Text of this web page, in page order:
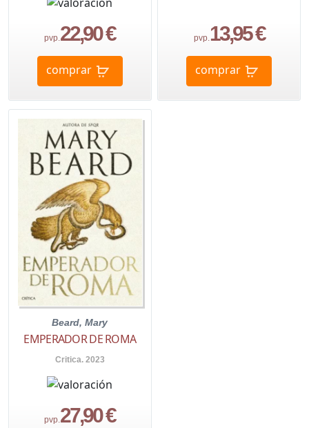
pvp.22,90 €
comprar
pvp.13,95 €
comprar
Beard, Mary
EMPERADOR DE ROMA
Critica. 2023
pvp.27,90 €